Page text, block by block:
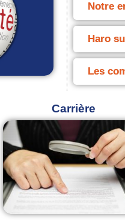
Notre
Haro
Les
Carrière